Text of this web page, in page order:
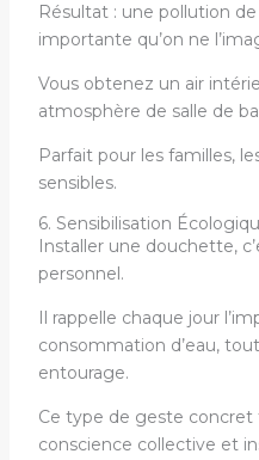
Résultat : une pollution
importante qu’on ne
Vous obtenez un air
atmosphère de salle de
Parfait pour les familles,
sensibles.
6. Sensibilisation
Installer une douchette,
personnel.
Il rappelle chaque jour
consommation d’eau,
entourage.
Ce type de geste concret
conscience collective et